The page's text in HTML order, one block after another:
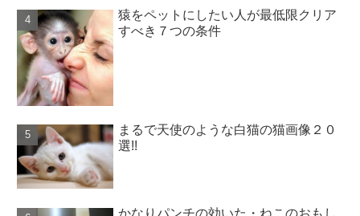
猿をペットにしたい人が最低限クリア
すべき７つの条件
まるで天使のような白猫の猫画像２０
選!!
かなりパンチの効いた・ねこのおもし